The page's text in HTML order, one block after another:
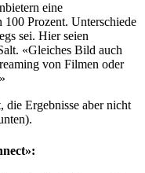
eine
100 Prozent. Unterschiede
sei. Hier seien
«Gleiches Bild auch
von Filmen oder
die Ergebnisse aber nicht